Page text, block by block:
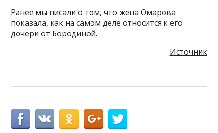
Ранее мы писали о том, что жена Омарова
показала, как на самом деле относится к его
дочери от Бородиной.
Источник